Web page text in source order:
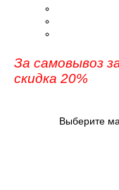
За самовывоз
скидка 20%
Выберите